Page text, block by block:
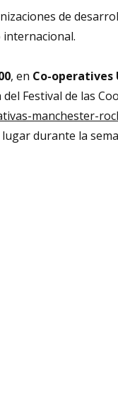
de
, en Co-operatives
Festival de las
manchester-
durante la